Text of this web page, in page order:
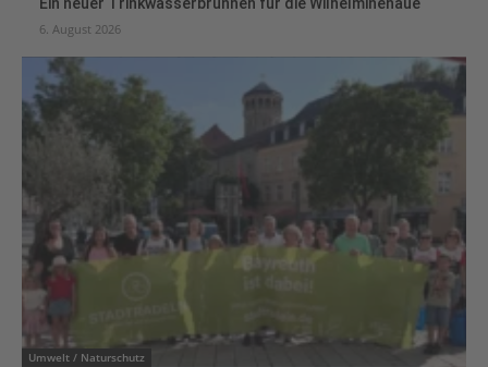
6. August 2026
Umwelt / Naturschutz